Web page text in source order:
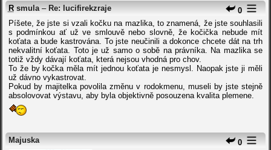
0
R smula – Re: lucifirekzraje
Píšete, že jste si vzali kočku na mazlika, to znamená, že jste souhlasili
s podmínkou ať už ve smlouvě nebo slovně, že kočička nebude mít
koťata a bude kastrována. To jste neučinili a dokonce chcete dát na trh
nekvalitní koťata. Toto je už samo o sobě na právníka. Na mazlika se
totiž vždy dávají koťata, která nejsou vhodná pro chov.
To že by kočka měla mít jednou koťata je nesmysl. Naopak jste ji měli
už dávno vykastrovat.
Pokud by majitelka povolila změnu v rodokmenu, museli by jste stejně
absolovovat výstavu, aby byla objektivně posouzena kvalita plemene.
0
Majuska